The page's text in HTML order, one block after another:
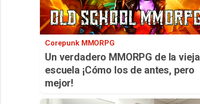
Corepunk MMORPG
Un verdadero MMORPG de la vieja
escuela ¡Cómo los de antes, pero
mejor!